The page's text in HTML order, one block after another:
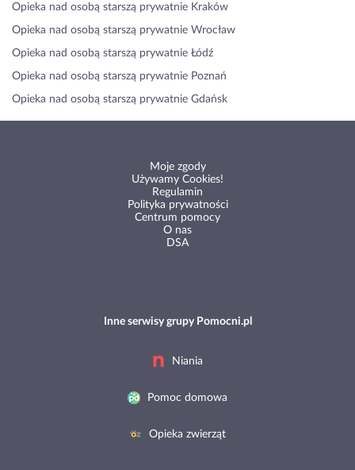
Opieka nad osobą starszą prywatnie Kraków
Opieka nad osobą starszą prywatnie Wrocław
Opieka nad osobą starszą prywatnie Łódź
Opieka nad osobą starszą prywatnie Poznań
Opieka nad osobą starszą prywatnie Gdańsk
Moje zgody
Używamy Cookies!
Regulamin
Polityka prywatności
Centrum pomocy
O nas
DSA
Inne serwisy grupy Pomocni.pl
Niania
Pomoc domowa
Opieka zwierząt